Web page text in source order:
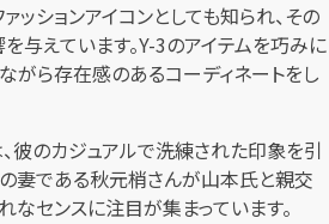
ッションアイコンとしても知られ、その
与えています。Y-3のアイテムを巧みに
がら存在感のあるコーディネートをし
彼のカジュアルで洗練された印象を引
妻である秋元梢さんが山本氏と親交
なセンスに注目が集まっています。